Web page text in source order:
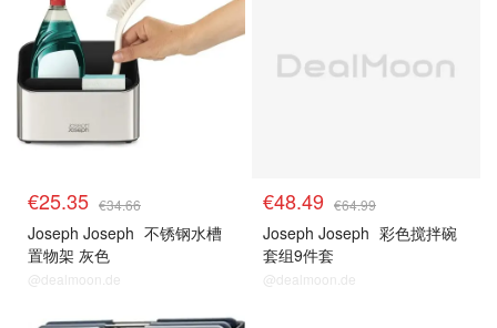
€25.35 €34.66
Joseph Joseph 不锈钢水槽
置物架 灰色
@dealmoon.de
€48.49 €64.99
Joseph Joseph 彩色搅拌碗
套组9件套
@dealmoon.de